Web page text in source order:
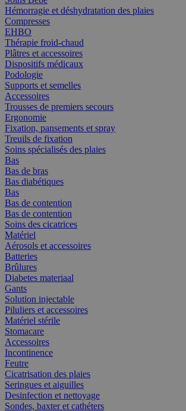
Hémorragie et déshydratation des plaies
Compresses
EHBO
Thérapie froid-chaud
Plâtres et accessoires
Dispositifs médicaux
Podologie
Supports et semelles
Accessoires
Trousses de premiers secours
Ergonomie
Fixation, pansements et spray
Treuils de fixation
Soins spécialisés des plaies
Bas
Bas de bras
Bas diabétiques
Bas
Bas de contention
Bas de contention
Soins des cicatrices
Matériel
Aérosols et accessoires
Batteries
Brûlures
Diabetes materiaal
Gants
Solution injectable
Piluliers et accessoires
Matériel stérile
Stomacare
Accessoires
Incontinence
Feutre
Cicatrisation des plaies
Seringues et aiguilles
Desinfection et nettoyage
Sondes, baxter et cathéters